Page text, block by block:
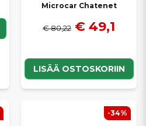
Microcar Chatenet
€ 80,22 € 49,1
LISÄÄ OSTOSKORIIN
-34%